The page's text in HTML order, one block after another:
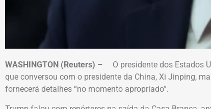
WASHINGTON (Reuters) –
O presidente dos Estados
que conversou com o presidente da China, Xi Jinping,
fornecerá detalhes “no momento apropriado”.